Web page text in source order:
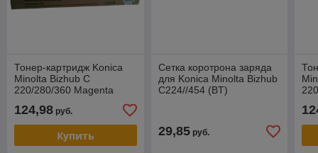
Тонер-картридж Konica
Minolta Bizhub C
220/280/360 Magenta
124,98 руб.
Купить
Сетка коротрона заряда
для Konica Minolta Bizhub
C224//454 (BT)
29,85руб.